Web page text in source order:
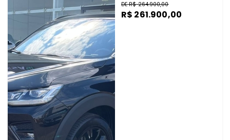
DE R$ 264.900,00
R$ 261.900,00